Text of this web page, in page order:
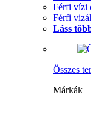
Férfi vízi
Férfi
Láss
Összes
Márkák